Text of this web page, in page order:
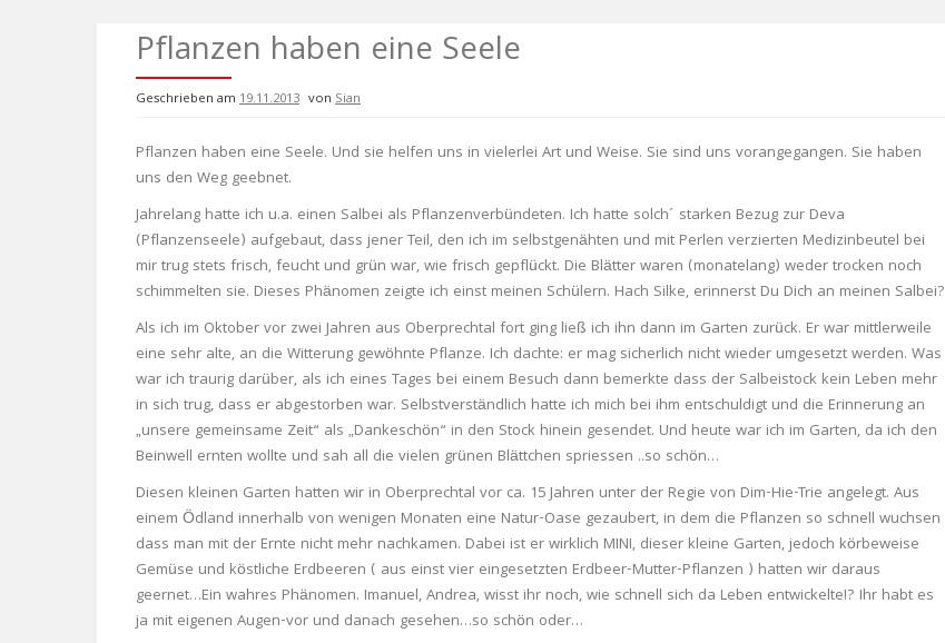
Pflanzen haben eine Seele
Geschrieben am 19.11.2013 von Sian
Pflanzen haben eine Seele. Und sie helfen uns in vielerlei Art und Weise. Sie sind uns vorangegangen. Sie haben
uns den Weg geebnet.
Jahrelang hatte ich u.a. einen Salbei als Pflanzenverbündeten. Ich hatte solch´ starken Bezug zur Deva
(Pflanzenseele) aufgebaut, dass jener Teil, den ich im selbstgenähten und mit Perlen verzierten Medizinbeutel bei
mir trug stets frisch, feucht und grün war, wie frisch gepflückt. Die Blätter waren (monatelang) weder trocken noch
schimmelten sie. Dieses Phänomen zeigte ich einst meinen Schülern. Hach Silke, erinnerst Du Dich an meinen Salbei?
Als ich im Oktober vor zwei Jahren aus Oberprechtal fort ging ließ ich ihn dann im Garten zurück. Er war mittlerweile
eine sehr alte, an die Witterung gewöhnte Pflanze. Ich dachte: er mag sicherlich nicht wieder umgesetzt werden. Was
war ich traurig darüber, als ich eines Tages bei einem Besuch dann bemerkte dass der Salbeistock kein Leben mehr
in sich trug, dass er abgestorben war. Selbstverständlich hatte ich mich bei ihm entschuldigt und die Erinnerung an
„unsere gemeinsame Zeit“ als „Dankeschön“ in den Stock hinein gesendet. Und heute war ich im Garten, da ich den
Beinwell ernten wollte und sah all die vielen grünen Blättchen spriessen ..so schön…
Diesen kleinen Garten hatten wir in Oberprechtal vor ca. 15 Jahren unter der Regie von Dim-Hie-Trie angelegt. Aus
einem Ödland innerhalb von wenigen Monaten eine Natur-Oase gezaubert, in dem die Pflanzen so schnell wuchsen
dass man mit der Ernte nicht mehr nachkamen. Dabei ist er wirklich MINI, dieser kleine Garten, jedoch körbeweise
Gemüse und köstliche Erdbeeren ( aus einst vier eingesetzten Erdbeer-Mutter-Pflanzen ) hatten wir daraus
geernet…Ein wahres Phänomen. Imanuel, Andrea, wisst ihr noch, wie schnell sich da Leben entwickelte!? Ihr habt es
ja mit eigenen Augen-vor und danach gesehen…so schön oder…